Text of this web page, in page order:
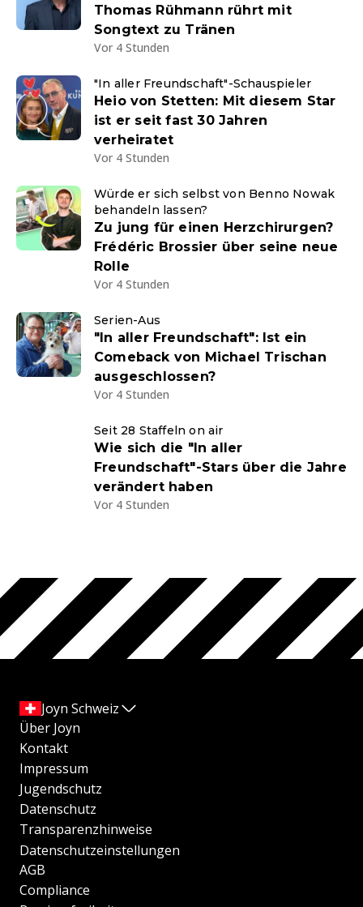
Thomas Rühmann rührt mit
Songtext zu Tränen
Vor 4 Stunden
"In aller Freundschaft"-Schauspieler
Heio von Stetten: Mit diesem Star
ist er seit fast 30 Jahren
verheiratet
Vor 4 Stunden
Würde er sich selbst von Benno Nowak
behandeln lassen?
Zu jung für einen Herzchirurgen?
Frédéric Brossier über seine neue
Rolle
Vor 4 Stunden
Serien-Aus
"In aller Freundschaft": Ist ein
Comeback von Michael Trischan
ausgeschlossen?
Vor 4 Stunden
Seit 28 Staffeln on air
Wie sich die "In aller
Freundschaft"-Stars über die Jahre
verändert haben
Vor 4 Stunden
Joyn Schweiz
Über Joyn
Kontakt
Impressum
Jugendschutz
Datenschutz
Transparenzhinweise
Datenschutzeinstellungen
AGB
Compliance